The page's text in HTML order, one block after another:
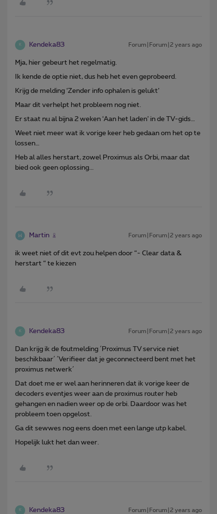
K Kendeka83 Forum|Forum|2 years ago
Mja, hier gebeurt het regelmatig.
Ik kende de optie niet, dus heb het even geprobeerd.
Krijg de melding ‘Zender info ophalen is gelukt’
Maar dit verhelpt het probleem nog niet.
Er staat nu al bijna 2 weken ‘Aan het laden’ in de TV-gids…
Weet niet meer wat ik vorige keer heb gedaan om het op te
lossen…
Heb al alles herstart, zowel Proximus als Orbi, maar dat
bied ook geen oplossing...
Martin Forum|Forum|2 years ago
ik weet niet of dit evt zou helpen door “- Clear data &
herstart “ te kiezen
K Kendeka83 Forum|Forum|2 years ago
Dan krijg ik de foutmelding ´Proximus TV service niet
beschikbaar´ ´Verifieer dat je geconnecteerd bent met het
proximus netwerk´
Dat doet me er wel aan herinneren dat ik vorige keer de
decoders eventjes weer aan de proximus router heb
gehangen en nadien weer op de orbi. Daardoor was het
probleem toen opgelost.
Ga dit sewwes nog eens doen met een lange utp kabel.
Hopelijk lukt het dan weer.
K Kendeka83 Forum|Forum|2 years ago